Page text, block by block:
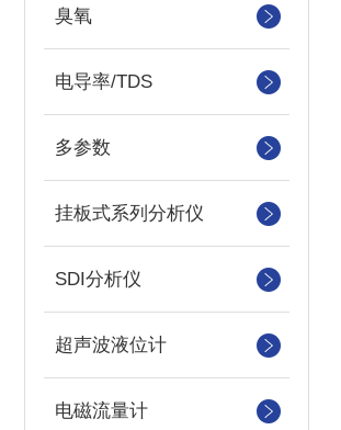
臭氧
电导率/TDS
多参数
挂板式系列分析仪
SDI分析仪
超声波液位计
电磁流量计